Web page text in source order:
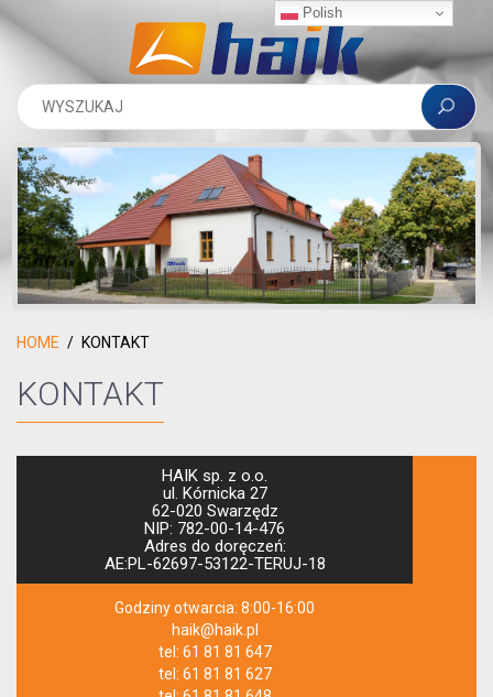
HOME KONTAKT
KONTAKT
HAIK sp. z o.o.
ul. Kórnicka 27
62-020 Swarzędz
NIP: 782-00-14-476
Adres do doręczeń:
AE:PL-62697-53122-TERUJ-18
Godziny otwarcia: 8:00-16:00
haik@haik.pl
tel: 61 81 81 647
tel: 61 81 81 627
Polish